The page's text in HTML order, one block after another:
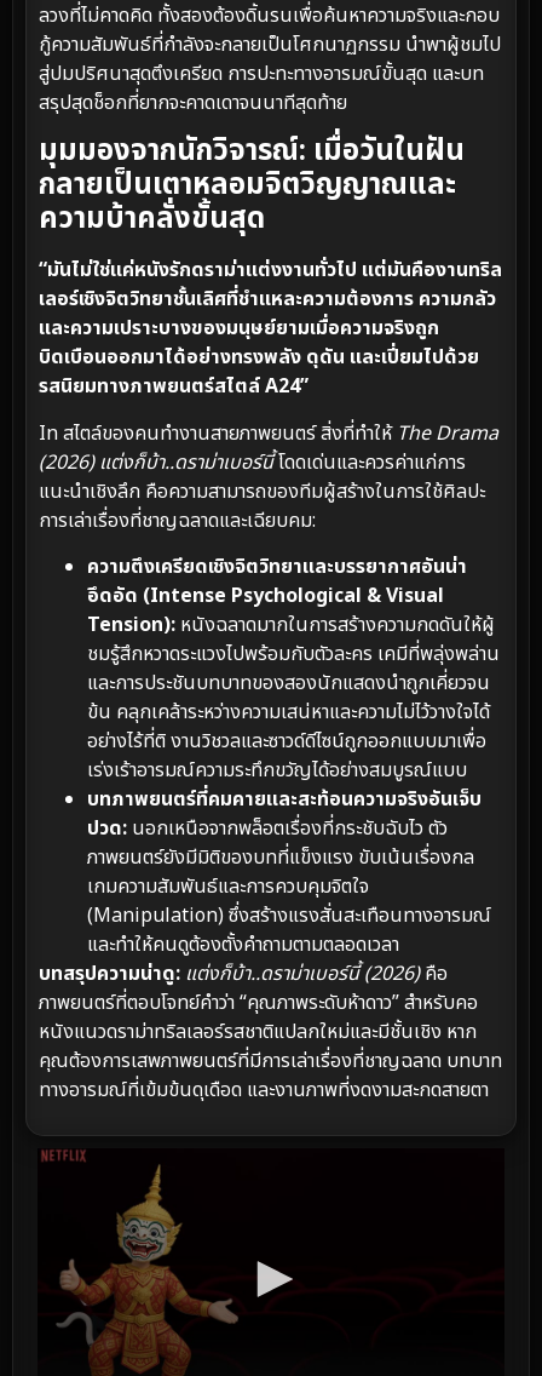
ลวงที่ไม่คาดคิด ทั้งสองต้องดิ้นรนเพื่อค้นหาความจริงและกอบ
กู้ความสัมพันธ์ที่กำลังจะกลายเป็นโศกนาฏกรรม นำพาผู้ชมไป
สู่ปมปริศนาสุดตึงเครียด การปะทะทางอารมณ์ขั้นสุด และบท
สรุปสุดช็อกที่ยากจะคาดเดาจนนาทีสุดท้าย
มุมมองจากนักวิจารณ์: เมื่อวันในฝัน
กลายเป็นเตาหลอมจิตวิญญาณและ
ความบ้าคลั่งขั้นสุด
“มันไม่ใช่แค่หนังรักดราม่าแต่งงานทั่วไป แต่มันคืองานทริล
เลอร์เชิงจิตวิทยาชั้นเลิศที่ชำแหละความต้องการ ความกลัว
และความเปราะบางของมนุษย์ยามเมื่อความจริงถูก
บิดเบือนออกมาได้อย่างทรงพลัง ดุดัน และเปี่ยมไปด้วย
รสนิยมทางภาพยนตร์สไตล์ A24”
In สไตล์ของคนทำงานสายภาพยนตร์ สิ่งที่ทำให้ The Drama
(2026) แต่งก็บ้า..ดราม่าเบอร์นี้โดดเด่นและควรค่าแก่การ
แนะนำเชิงลึก คือความสามารถของทีมผู้สร้างในการใช้ศิลปะ
การเล่าเรื่องที่ชาญฉลาดและเฉียบคม:
ความตึงเครียดเชิงจิตวิทยาและบรรยากาศอันน่า
อึดอัด (Intense Psychological & Visual
Tension): หนังฉลาดมากในการสร้างความกดดันให้ผู้
ชมรู้สึกหวาดระแวงไปพร้อมกับตัวละคร เคมีที่พลุ่งพล่าน
และการประชันบทบาทของสองนักแสดงนำถูกเคี่ยวจน
ข้น คลุกเคล้าระหว่างความเสน่หาและความไม่ไว้วางใจได้
อย่างไร้ที่ติ งานวิชวลและซาวด์ดีไซน์ถูกออกแบบมาเพื่อ
เร่งเร้าอารมณ์ความระทึกขวัญได้อย่างสมบูรณ์แบบ
บทภาพยนตร์ที่คมคายและสะท้อนความจริงอันเจ็บ
ปวด: นอกเหนือจากพล็อตเรื่องที่กระชับฉับไว ตัว
ภาพยนตร์ยังมีมิติของบทที่แข็งแรง ขับเน้นเรื่องกล
เกมความสัมพันธ์และการควบคุมจิตใจ
(Manipulation) ซึ่งสร้างแรงสั่นสะเทือนทางอารมณ์
และทำให้คนดูต้องตั้งคำถามตามตลอดเวลา
บทสรุปความน่าดู: แต่งก็บ้า..ดราม่าเบอร์นี้ (2026)คือ
ภาพยนตร์ที่ตอบโจทย์คำว่า “คุณภาพระดับห้าดาว” สำหรับคอ
หนังแนวดราม่าทริลเลอร์รสชาติแปลกใหม่และมีชั้นเชิง หาก
คุณต้องการเสพภาพยนตร์ที่มีการเล่าเรื่องที่ชาญฉลาด บทบาท
ทางอารมณ์ที่เข้มข้นดุเดือด และงานภาพที่งดงามสะกดสายตา